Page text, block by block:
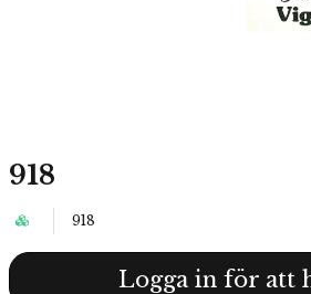
918
918
Logga in för att